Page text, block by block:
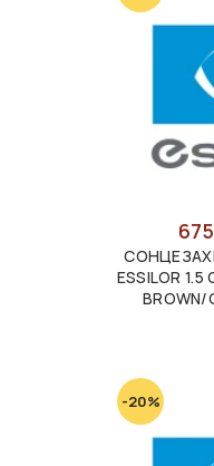
ESSILOR 1.5
BROWN/
-20%